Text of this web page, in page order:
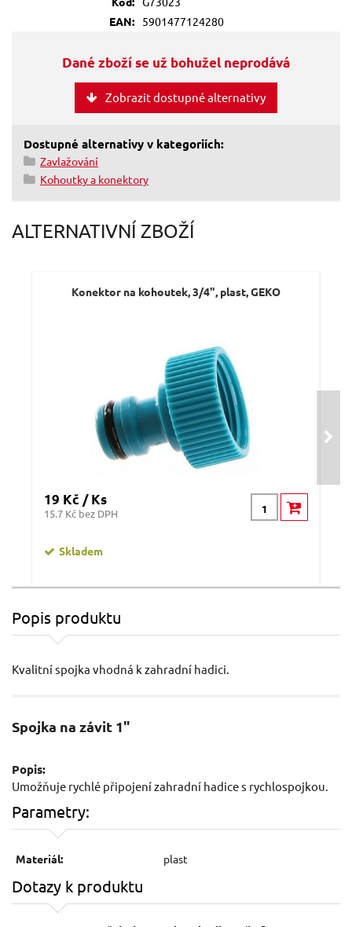
EAN:
5901477124280
Dané zboží se už bohužel neprodává
Zobrazit dostupné alternativy
Dostupné alternativy v kategoriích:
Zavlažování
Kohoutky a konektory
ALTERNATIVNÍ ZBOŽÍ
Konektor na kohoutek, 3/4", plast, GEKO
19 Kč / Ks
15.7 Kč bez DPH
Skladem
Spojka oboustranná, pro spojení dvou hadic
pomocí rychlospojek EXTOL-CRAFT
19 Kč / Ks
Skladem
9
Popis produktu
Kvalitní spojka vhodná k zahradní hadici.
Spojka na závit 1"
Popis:
Umožňuje rychlé připojení zahradní hadice s rychlospojkou.
Parametry:
Materiál: plast
Dotazy k produktu